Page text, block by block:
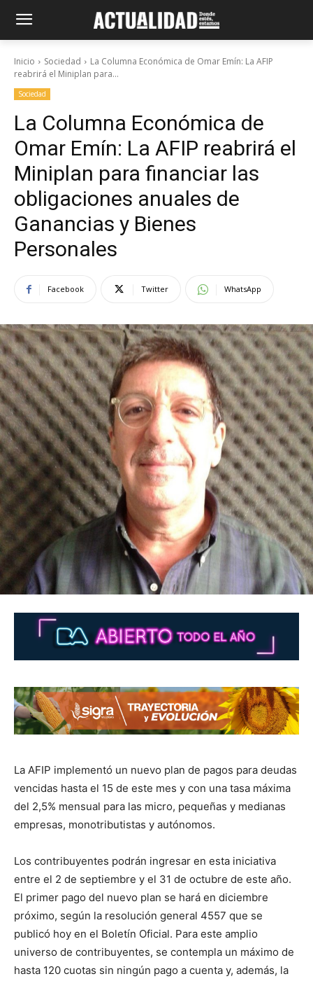
Inicio Sociedad
La Columna Económica de Omar Emín: La AFIP
reabrirá el Miniplan para...
Sociedad
La Columna Económica de
Omar Emín: La AFIP reabrirá el
Miniplan para financiar las
obligaciones anuales de
Ganancias y Bienes
Personales
Facebook Twitter WhatsApp
La AFIP implementó un nuevo plan de pagos para deudas
vencidas hasta el 15 de este mes y con una tasa máxima
del 2,5% mensual para las micro, pequeñas y medianas
empresas, monotributistas y autónomos.
Los contribuyentes podrán ingresar en esta iniciativa
entre el 2 de septiembre y el 31 de octubre de este año.
El primer pago del nuevo plan se hará en diciembre
próximo, según la resolución general 4557 que se
publicó hoy en el Boletín Oficial. Para este amplio
universo de contribuyentes, se contempla un máximo de
hasta 120 cuotas sin ningún pago a cuenta y, además, la